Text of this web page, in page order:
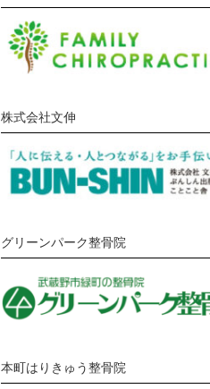
株式会社文伸
グリーンパーク整骨院
本町はりきゅう整骨院